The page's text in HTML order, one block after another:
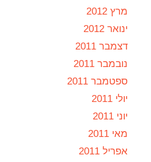
מרץ 2012
ינואר 2012
דצמבר 2011
נובמבר 2011
ספטמבר 2011
יולי 2011
יוני 2011
מאי 2011
אפריל 2011